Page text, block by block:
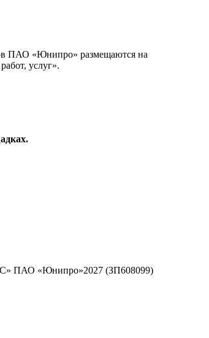
ПАО «Юнипро» размещаются на
услуг».
ПАО «Юнипро»2027 (ЗП608099)